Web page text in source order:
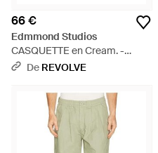
66 €
Edmmond Studios
CASQUETTE en Cream. -
Neutre
De REVOLVE